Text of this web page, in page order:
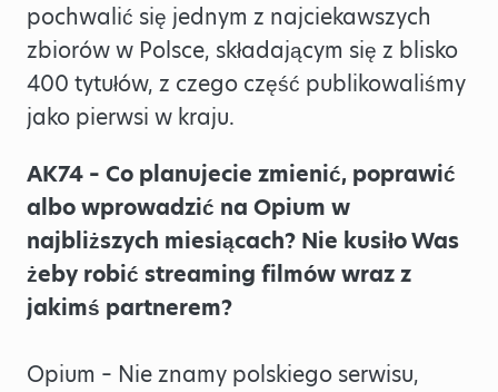
pochwalić się jednym z najciekawszych
zbiorów w Polsce, składającym się z blisko
400 tytułów, z czego część publikowaliśmy
jako pierwsi w kraju.
AK74 – Co planujecie zmienić, poprawić
albo wprowadzić na Opium w
najbliższych miesiącach? Nie kusiło Was
żeby robić streaming filmów wraz z
jakimś partnerem?
Opium – Nie znamy polskiego serwisu,